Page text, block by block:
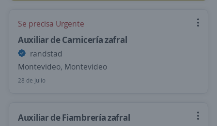
Se precisa Urgente
Auxiliar de Carnicería zafral
randstad
Montevideo, Montevideo
28 de julio
Auxiliar de Fiambrería zafral